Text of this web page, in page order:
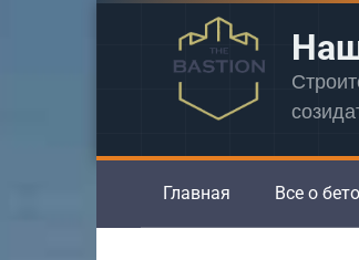
Главная Все о